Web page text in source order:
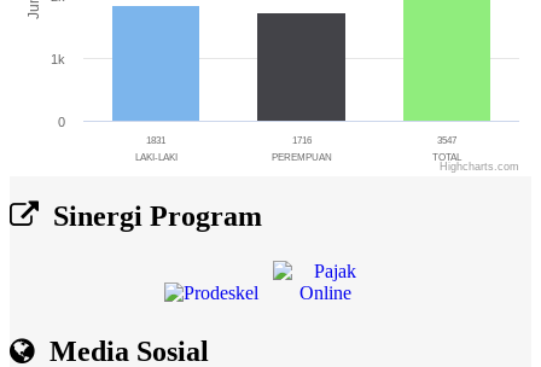
1831
LAKI-LAKI
1716
PEREMPUAN
3547
TOTAL
0
1k
Highcharts.com
Sinergi Program
Media Sosial